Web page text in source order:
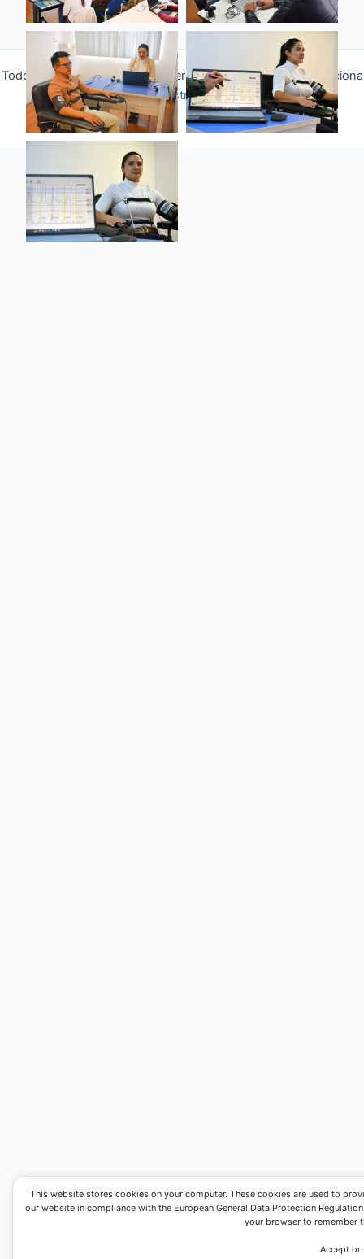
Todos los derechos © 2026 Fuerza Aérea Ecuatoriana | Funciona
gracias aTema Astra para WordPress
This website stores cookies on your computer. These cookies are used to
our website in compliance with the European General Data Protection
your browser to remember
Accept or